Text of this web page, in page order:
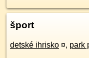
šport
detské ihrisko ¤, park